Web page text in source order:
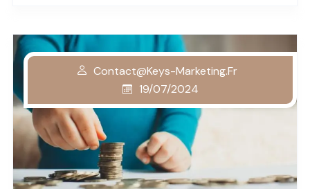
Contact@keys-Marketing.fr
19/07/2024